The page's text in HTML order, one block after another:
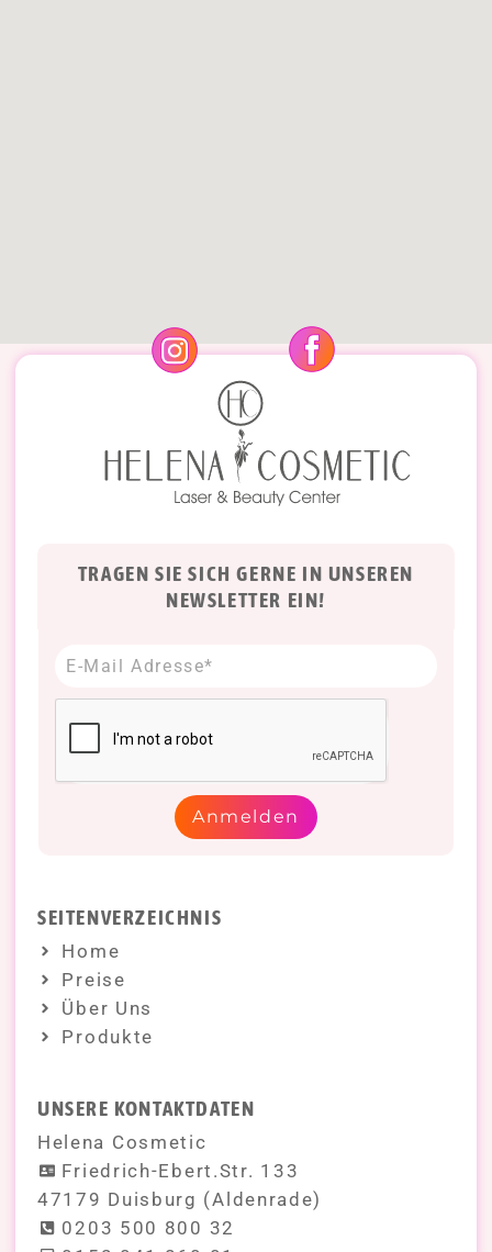
TRAGEN SIE SICH GERNE IN UNSEREN
NEWSLETTER EIN!
Anmelden
SEITENVERZEICHNIS
Home
Preise
Über Uns
Produkte
UNSERE KONTAKTDATEN
Helena Cosmetic
Friedrich-Ebert.Str. 133
47179 Duisburg (Aldenrade)
0203 500 800 32